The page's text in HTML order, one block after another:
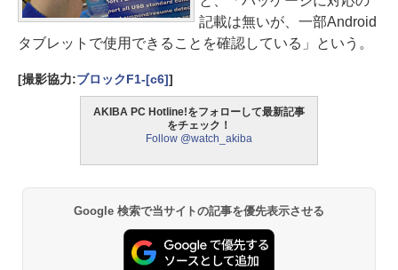
記載は無いが、一部Android
タブレットで使用できることを確認している」という。
[撮影協力:ブロックF1-[c6]]
AKIBA PC Hotline!をフォローして最新記事
をチェック！
Follow @watch_akiba
Google 検索で当サイトの記事を優先表示させる